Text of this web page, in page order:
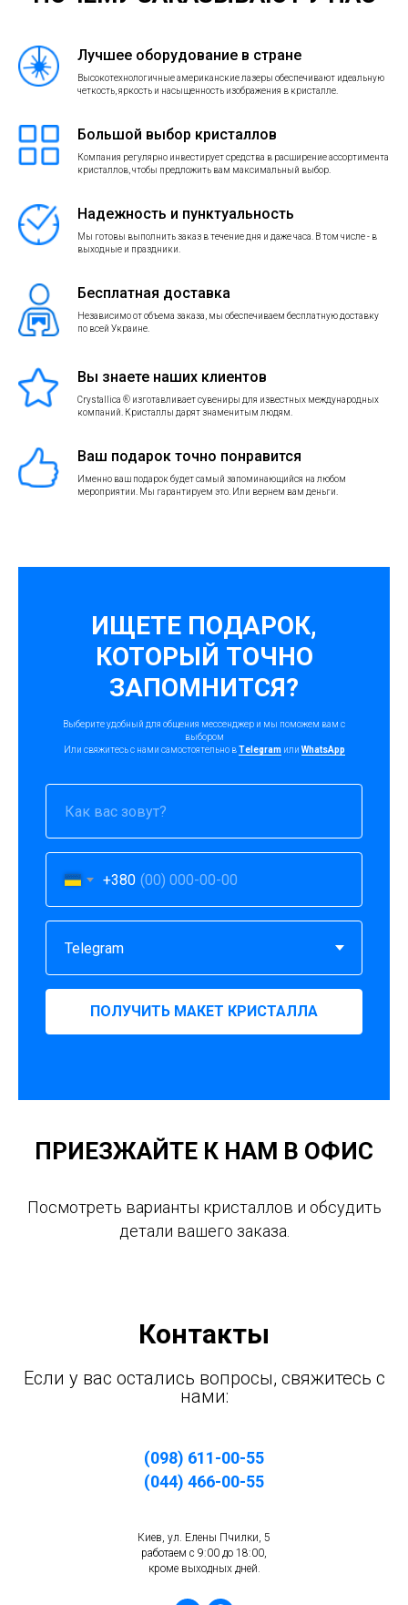
Лучшее оборудование в стране
Высокотехнологичные американские лазеры обеспечивают идеальную
четкость, яркость и насыщенность изображения в кристалле.
Большой выбор кристаллов
Компания регулярно инвестирует средства в расширение ассортимента
кристаллов, чтобы предложить вам максимальный выбор.
Надежность и пунктуальность
Мы готовы выполнить заказ в течение дня и даже часа. В том числе - в
выходные и праздники.
Бесплатная доставка
Независимо от объема заказа, мы обеспечиваем бесплатную доставку
по всей Украине.
Вы знаете наших клиентов
Crystallica ® изготавливает сувениры для известных международных
компаний. Кристаллы дарят знаменитым людям.
Ваш подарок точно понравится
Именно ваш подарок будет самый запоминающийся на любом
мероприятии. Мы гарантируем это. Или вернем вам деньги.
ИЩЕТЕ ПОДАРОК,
КОТОРЫЙ ТОЧНО
ЗАПОМНИТСЯ?
Выберите удобный для общения мессенджер и мы поможем вам с
выбором
Или свяжитесь с нами самостоятельно вTelegramили WhatsApp
+380
ПОЛУЧИТЬ МАКЕТ КРИСТАЛЛА
ПРИЕЗЖАЙТЕ К НАМ В ОФИС
Посмотреть варианты кристаллов и обсудить
детали вашего заказа.
Контакты
Если у вас остались вопросы, свяжитесь с
нами:
(098) 611-00-55
(044) 466-00-55
Киев, ул. Елены Пчилки, 5
работаем с 9:00 до 18:00,
кроме выходных дней.